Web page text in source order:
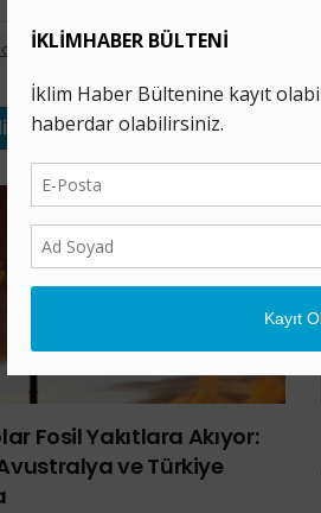
Birleşik Krallık Çin
Fosil Yakıtlara Akıyor:
ve Türkiye